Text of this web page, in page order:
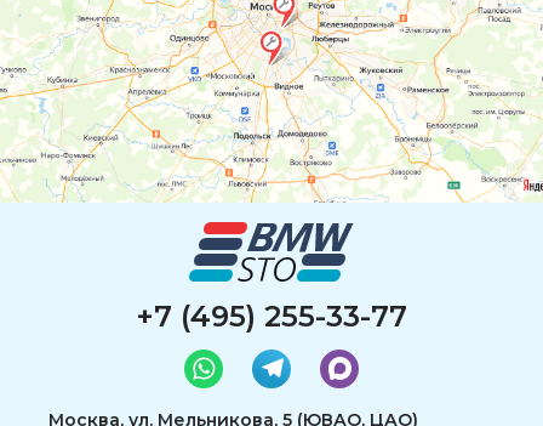
+7 (495) 255-33-77
Москва, ул. Мельникова, 5 (ЮВАО, ЦАО)